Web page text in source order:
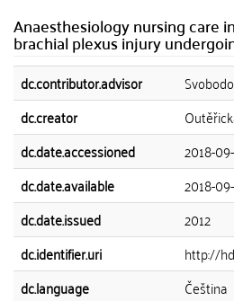
Anaesthesiology nursing care
brachial plexus injury
dc.contributor.advisor
dc.creator
dc.date.accessioned
2018-
dc.date.available
2018-
dc.date.issued
2012
dc.identifier.uri
http://
dc.language
Čeština